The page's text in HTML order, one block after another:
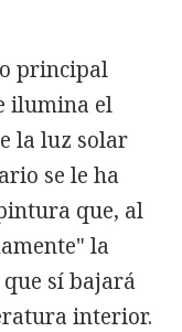
principal
ilumina el
la luz solar
se le ha
que, al
la
sí bajará
interior.